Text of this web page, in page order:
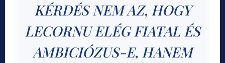
KÉRDÉS NEM AZ, HOGY
LECORNU ELÉG FIATAL ÉS
AMBICIÓZUS-E, HANEM